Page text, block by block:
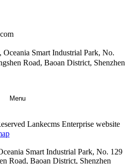
Smart Industrial Park, No.
Road, Baoan District, Shenzhen
Menu
Lankecms Enterprise website
Smart Industrial Park, No. 129
Road, Baoan District, Shenzhen